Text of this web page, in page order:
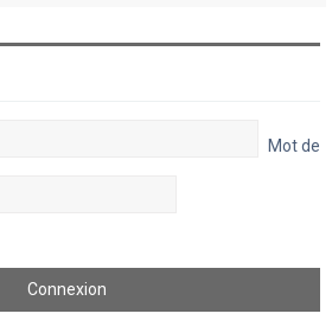
Mot de